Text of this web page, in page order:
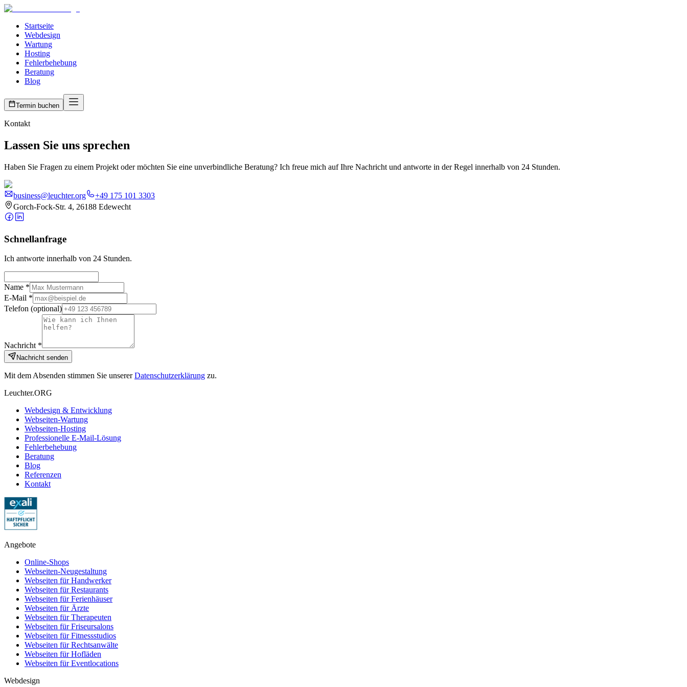
Startseite
Webdesign
Wartung
Hosting
Fehlerbehebung
Beratung
Blog
Termin buchen
Kontakt
Lassen Sie uns sprechen
Haben Sie Fragen zu einem Projekt oder möchten Sie eine unverbindliche Beratung? Ich freue mich auf Ihre Nachricht und antworte in der Regel innerhalb von 24 Stunden.
business@leuchter.org
+49 175 101 3303
Gorch-Fock-Str. 4, 26188 Edewecht
Schnellanfrage
Ich antworte innerhalb von 24 Stunden.
Name *
E-Mail *
Telefon (optional)
Nachricht *
Nachricht senden
Mit dem Absenden stimmen Sie unserer Datenschutzerklärung zu.
Leuchter.ORG
Webdesign & Entwicklung
Webseiten-Wartung
Webseiten-Hosting
Professionelle E-Mail-Lösung
Fehlerbehebung
Beratung
Blog
Referenzen
Kontakt
Angebote
Online-Shops
Webseiten-Neugestaltung
Webseiten für Handwerker
Webseiten für Restaurants
Webseiten für Ferienhäuser
Webseiten für Ärzte
Webseiten für Therapeuten
Webseiten für Friseursalons
Webseiten für Fitnessstudios
Webseiten für Rechtsanwälte
Webseiten für Hofläden
Webseiten für Eventlocations
Webdesign